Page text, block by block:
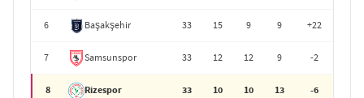
6 Başakşehir 33 15 9 9 +22
7 Samsunspor 33 12 12 9 -2
8 Rizespor 33 10 10 13 -6